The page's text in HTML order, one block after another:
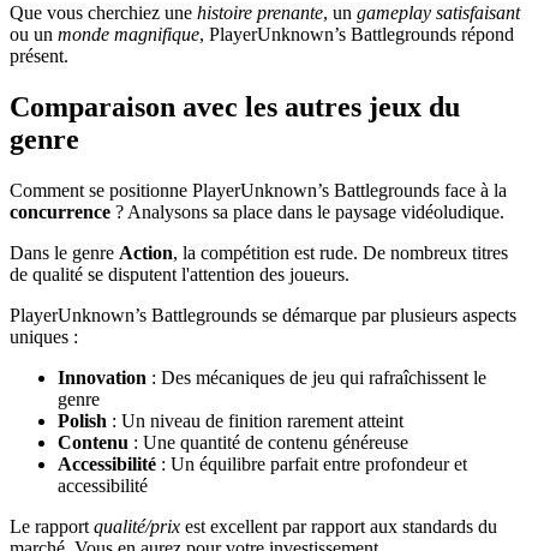
Que vous cherchiez une histoire prenante, un gameplay satisfaisant
ou un monde magnifique, PlayerUnknown’s Battlegrounds répond
présent.
Comparaison avec les autres jeux du
genre
Comment se positionne PlayerUnknown’s Battlegrounds face à la
concurrence ? Analysons sa place dans le paysage vidéoludique.
Dans le genre Action, la compétition est rude. De nombreux titres
de qualité se disputent l'attention des joueurs.
PlayerUnknown’s Battlegrounds se démarque par plusieurs aspects
uniques :
Innovation : Des mécaniques de jeu qui rafraîchissent le
genre
Polish : Un niveau de finition rarement atteint
Contenu : Une quantité de contenu généreuse
Accessibilité : Un équilibre parfait entre profondeur et
accessibilité
Le rapport qualité/prix est excellent par rapport aux standards du